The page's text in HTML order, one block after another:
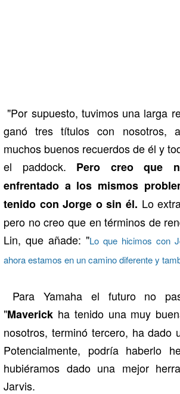
"Por supuesto, tuvimos una larga
ganó tres títulos con nosotros,
muchos buenos recuerdos de él y
el paddock. Pero creo que
enfrentado a los mismos
tenido con Jorge o sin él. Lo
pero no creo que en términos de
Lin, que añade: "Lo que hicimos con
ahora estamos en un camino diferente y
Para Yamaha el futuro no
"Maverick ha tenido una muy
nosotros, terminó tercero, ha dado
Potencialmente, podría haberlo
hubiéramos dado una mejor
Jarvis.